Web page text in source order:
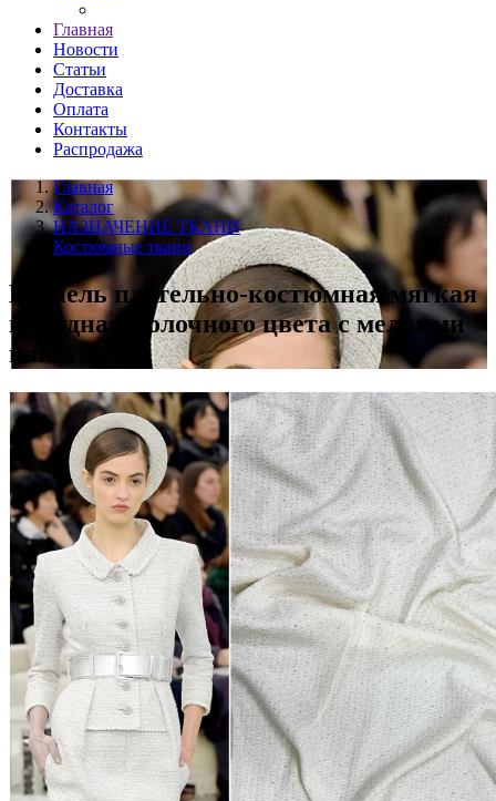
Главная
Новости
Статьи
Доставка
Оплата
Контакты
Распродажа
Главная
Каталог
НАЗНАЧЕНИЕ ТКАНИ
Костюмные ткани
Шанель плательно-костюмная мягкая
нарядная молочного цвета с мелкими
пайетками